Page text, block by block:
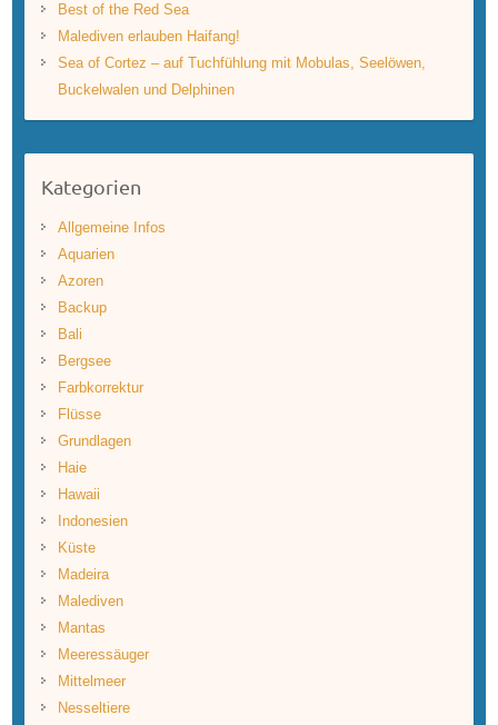
Best of the Red Sea
Malediven erlauben Haifang!
Sea of Cortez – auf Tuchfühlung mit Mobulas, Seelöwen,
Buckelwalen und Delphinen
Kategorien
Allgemeine Infos
Aquarien
Azoren
Backup
Bali
Bergsee
Farbkorrektur
Flüsse
Grundlagen
Haie
Hawaii
Indonesien
Küste
Madeira
Malediven
Mantas
Meeressäuger
Mittelmeer
Nesseltiere